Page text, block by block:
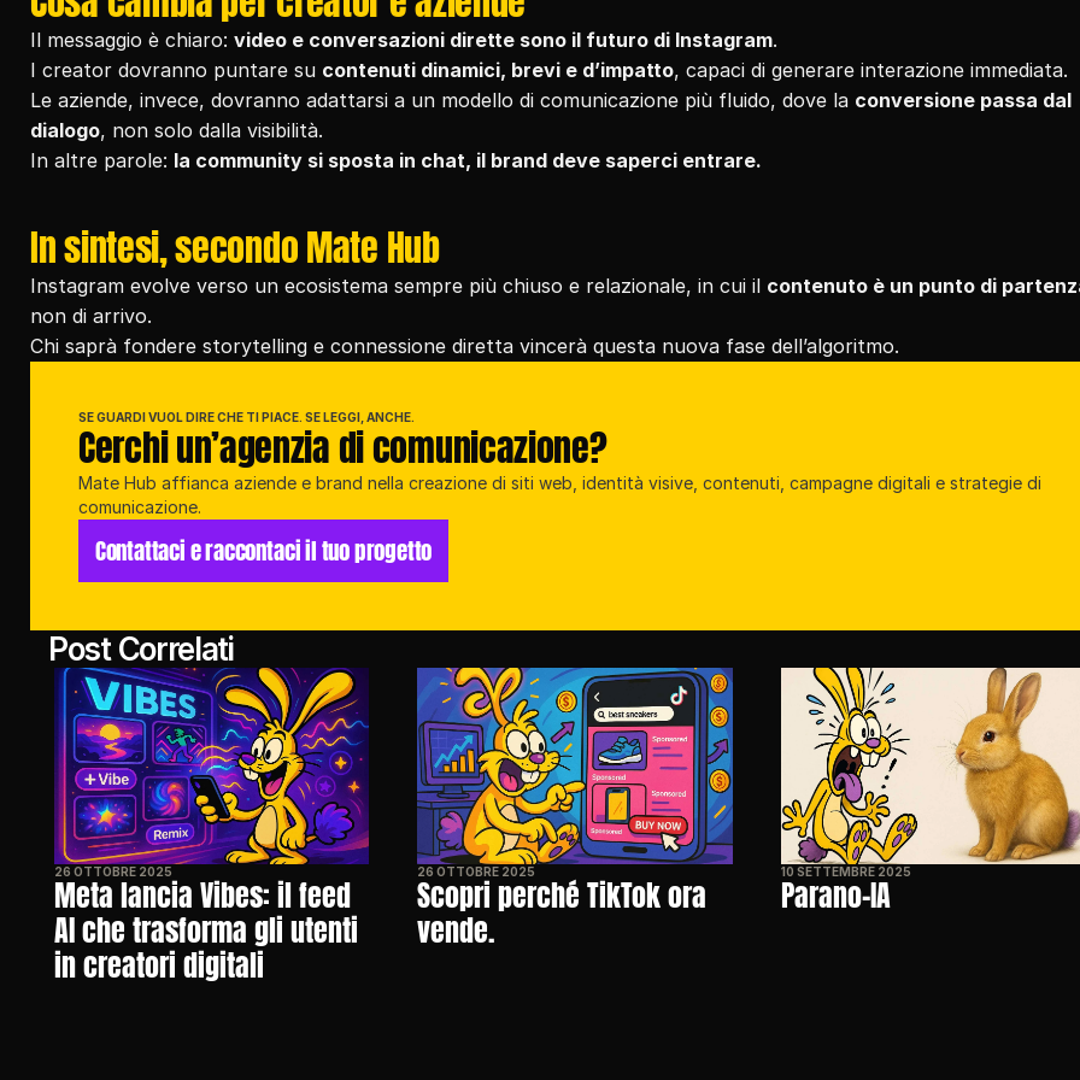
Il messaggio è chiaro: video e conversazioni dirette sono il futuro di Instagram.
I creator dovranno puntare su contenuti dinamici, brevi e d’impatto, capaci di generare interazione immediata.
Le aziende, invece, dovranno adattarsi a un modello di comunicazione più fluido, dove la conversione passa dal
dialogo, non solo dalla visibilità.
In altre parole: la community si sposta in chat, il brand deve saperci entrare.
In sintesi, secondo Mate Hub
Instagram evolve verso un ecosistema sempre più chiuso e relazionale, in cui il contenuto è un punto di
non di arrivo.
Chi saprà fondere storytelling e connessione diretta vincerà questa nuova fase dell’algoritmo.
SE GUARDI VUOL DIRE CHE TI PIACE. SE LEGGI, ANCHE.
Cerchi un’agenzia di comunicazione?
Mate Hub affianca aziende e brand nella creazione di siti web, identità visive, contenuti, campagne digitali e strategie di
comunicazione.
Contattaci e raccontaci il tuo progetto
Post Correlati
26 OTTOBRE 2025
Meta lancia Vibes: il feed
AI che trasforma gli utenti
in creatori digitali
26 OTTOBRE 2025
Scopri perché TikTok ora
vende.
10 SETTEMBRE 2025
Parano-IA